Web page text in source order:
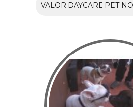
VALOR DAYCARE PET